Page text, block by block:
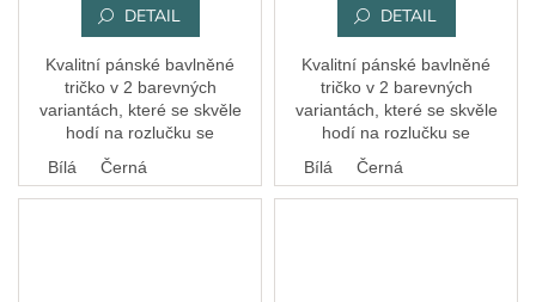
DETAIL
Kvalitní pánské bavlněné
tričko v 2 barevných
variantách, které se skvěle
hodí na rozlučku se
svobodou.
Bílá Černá
DETAIL
Kvalitní pánské bavlněné
tričko v 2 barevných
variantách, které se skvěle
hodí na rozlučku se
svobodou.
Bílá Černá